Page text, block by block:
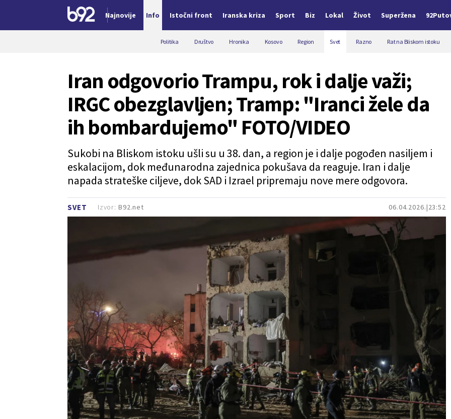
Najnovije Info Istočni front Iranska kriza Sport Biz Lokal Život Superžena
Politika Društvo Hronika Kosovo Region Svet Razno Rat na Bliskom istoku
SVET 06.04.2026. 23:52
Iran odgovorio Trampu, rok i dalje važi;
IRGC obezglavljen; Tramp: "Iranci žele da
ih bombardujemo" FOTO/VIDEO
Sukobi na Bliskom istoku ušli su u 38. dan, a region je i dalje pogođen nasiljem i
eskalacijom, dok međunarodna zajednica pokušava da reaguje. Iran i dalje
napada strateške ciljeve, dok SAD i Izrael pripremaju nove mere odgovora.
Izvor: B92.net